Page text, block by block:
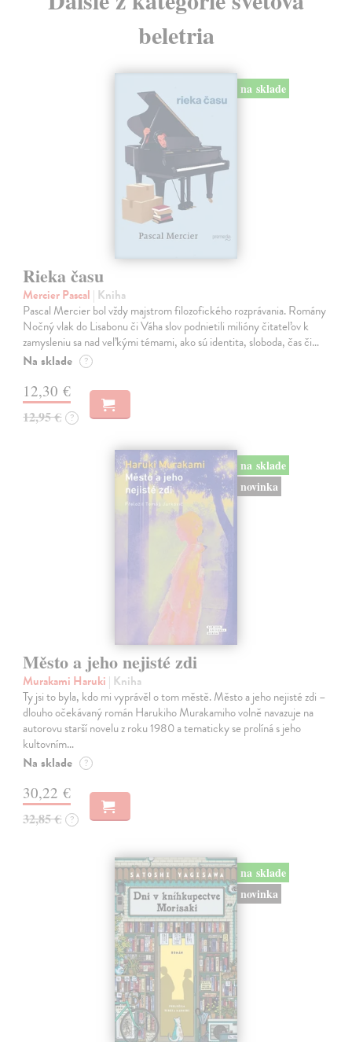
beletria
na sklade
Rieka času
Mercier Pascal | Kniha
Pascal Mercier bol vždy majstrom filozofického rozprávania. Romány
Nočný vlak do Lisabonu či Váha slov podnietili milióny čitateľov k
zamysleniu sa nad veľkými témami, ako sú identita, sloboda, čas či…
Na sklade ?
12,30 €
12,95 € ?
na sklade
novinka
Město a jeho nejisté zdi
Murakami Haruki | Kniha
Ty jsi to byla, kdo mi vyprávěl o tom městě. Město a jeho nejisté zdi –
dlouho očekávaný román Harukiho Murakamiho volně navazuje na
autorovu starší novelu z roku 1980 a tematicky se prolíná s jeho
kultovním…
Na sklade ?
30,22 €
32,85 € ?
na sklade
novinka